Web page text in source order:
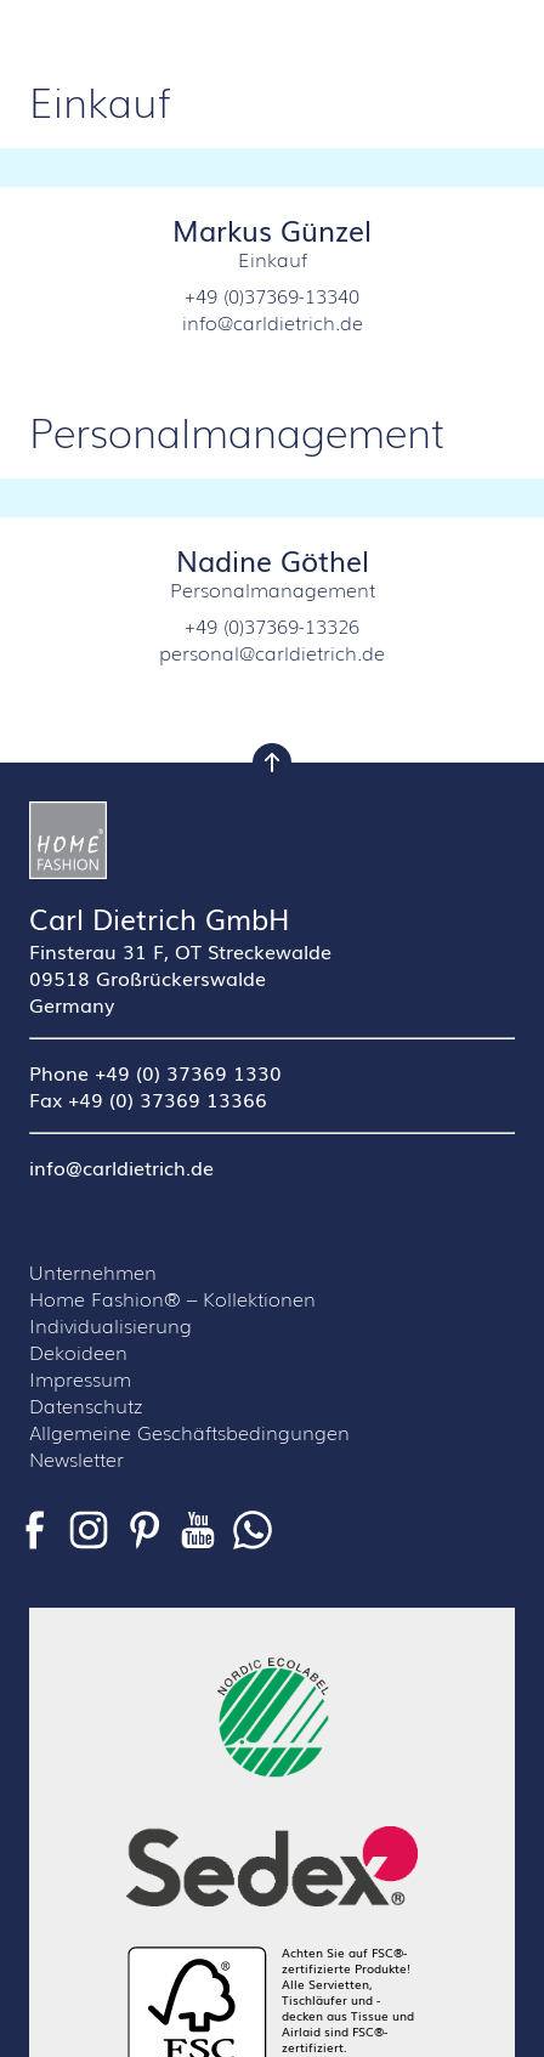
Einkauf
Markus Günzel
Einkauf
+49 (0)37369-13340
info@carldietrich.de
Personalmanagement
Nadine Göthel
Personalmanagement
+49 (0)37369-13326
personal@carldietrich.de
nach oben
Carl Dietrich GmbH
Finsterau 31 F, OT Streckewalde
09518 Großrückerswalde
Germany
Phone +49 (0) 37369 1330
Fax +49 (0) 37369 13366
info@carldietrich.de
Unternehmen
Home Fashion® – Kollektionen
Individualisierung
Dekoideen
Impressum
Datenschutz
Allgemeine Geschäftsbedingungen
Newsletter
Achten Sie auf FSC®-
zertifizierte Produkte!
Alle Servietten,
Tischläufer und -
decken aus Tissue und
Airlaid sind FSC®-
zertifiziert.